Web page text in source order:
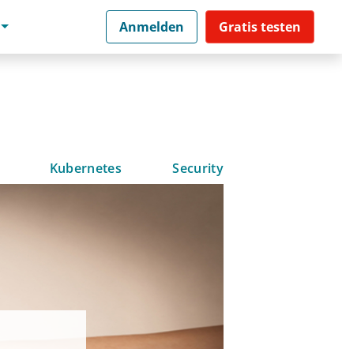
Anmelden Gratis testen
Kubernetes Security